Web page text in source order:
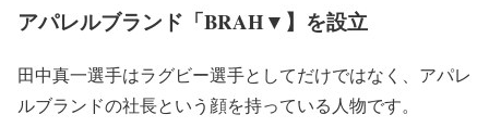
アパレルブランド「BRAH▼】を設立
田中真一選手はラグビー選手としてだけではなく、アパレ
ルブランドの社長という顔を持っている人物です。